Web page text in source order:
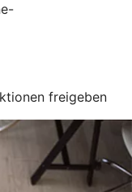
freigeben